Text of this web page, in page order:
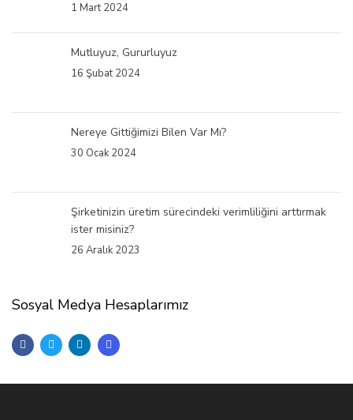
1 Mart 2024
Mutluyuz, Gururluyuz
16 Şubat 2024
Nereye Gittiğimizi Bilen Var Mı?
30 Ocak 2024
Şirketinizin üretim sürecindeki verimliliğini arttırmak
ister misiniz?
26 Aralık 2023
Sosyal Medya Hesaplarımız